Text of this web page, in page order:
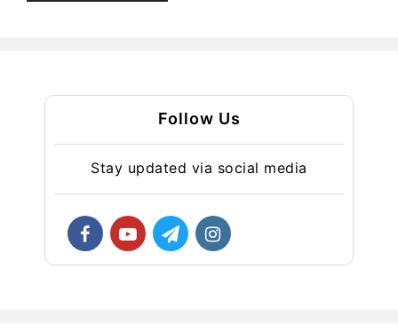
Follow Us
Stay updated via social media